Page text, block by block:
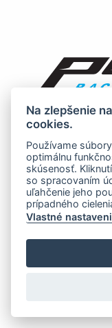
Na zlepšenie
cookies.
Používame
optimálnu
skúsenosť.
so spracovaním
uľahčenie jeho
prípadného
Vlastné